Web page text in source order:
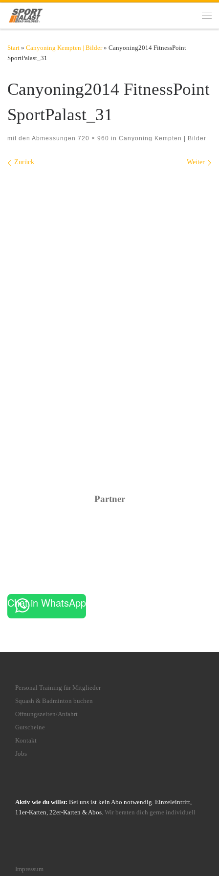
Zum Inhalt springen
Start » Canyoning Kempten | Bilder » Canyoning2014 FitnessPoint
SportPalast_31
Canyoning2014 FitnessPoint
SportPalast_31
mit den Abmessungen 720 × 960 in Canyoning Kempten | Bilder
Bilder Navigation
Zurück Weiter
Partner
Chat in WhatsApp
Personal Training für Mitglieder
Squash & Badminton buchen
Öffnungszeiten/Anfahrt
Gutscheine
Kontakt
Jobs
Aktiv wie du willst: Bei uns ist kein Abo notwendig. Einzeleintritt,
11er-Karten, 22er-Karten & Abos. Wir beraten dich gerne individuell
Impressum